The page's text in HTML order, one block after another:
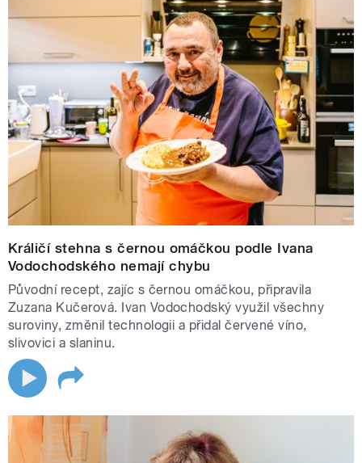
Králičí stehna s černou omáčkou podle Ivana
Vodochodského nemají chybu
Původní recept, zajíc s černou omáčkou, připravila
Zuzana Kučerová. Ivan Vodochodský využil všechny
suroviny, změnil technologii a přidal červené víno,
slivovici a slaninu.